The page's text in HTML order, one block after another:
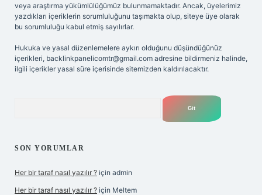
veya araştırma yükümlülüğümüz bulunmamaktadır. Ancak, üyelerimiz
yazdıkları içeriklerin sorumluluğunu taşımakta olup, siteye üye olarak
bu sorumluluğu kabul etmiş sayılırlar.
Hukuka ve yasal düzenlemelere aykırı olduğunu düşündüğünüz
içerikleri, backlinkpanelicomtr@gmail.com adresine bildirmeniz halinde,
ilgili içerikler yasal süre içerisinde sitemizden kaldırılacaktır.
SON YORUMLAR
Her bir taraf nasıl yazılır ? için admin
Her bir taraf nasıl yazılır ? için Meltem